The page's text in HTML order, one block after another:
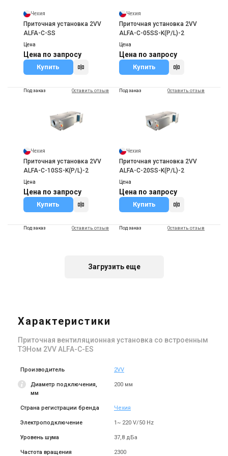
Чехия
Приточная установка 2VV
ALFA-C-SS
Цена
Цена по запросу
Купить
Чехия
Приточная установка 2VV
ALFA-C-05SS-K(P/L)-2
Цена
Цена по запросу
Купить
Под заказ Оставить отзыв
Чехия
Приточная установка 2VV
ALFA-C-10SS-K(P/L)-2
Цена
Цена по запросу
Купить
Под заказ Оставить отзыв
Чехия
Приточная установка 2VV
ALFA-C-20SS-K(P/L)-2
Цена
Цена по запросу
Купить
Под заказ Оставить отзыв
Цена
Цена по запросу
Купить
Под заказ Оставить отзыв
Купить
Чехия
Приточная установка 2VV
Чехия
Приточная установка 2VV
Загрузить еще
Характеристики
Приточная вентиляционная установка со встроенным
ТЭНом 2VV ALFA-C-ES
Производитель 2VV
Диаметр подключения,
мм
200 мм
Страна регистрации бренда Чехия
Электроподключение 1~ 220 V/50 Hz
Уровень шума 37,8 дБа
Частота вращения 2300